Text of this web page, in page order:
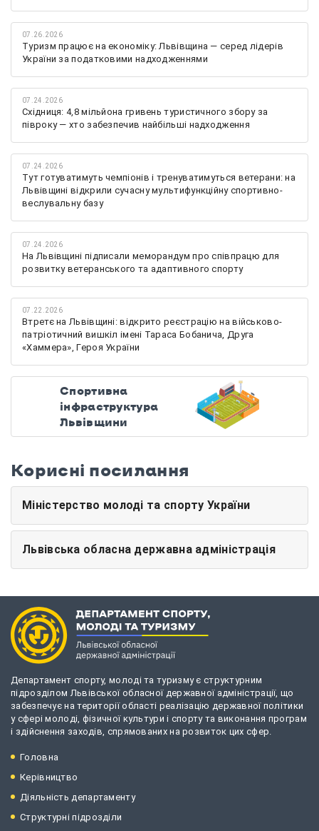
07.26.2026
Туризм працює на економіку: Львівщина — серед лідерів
України за податковими надходженнями
07.24.2026
Східниця: 4,8 мільйона гривень туристичного збору за
півроку — хто забезпечив найбільші надходження
07.24.2026
Тут готуватимуть чемпіонів і тренуватимуться ветерани: на
Львівщині відкрили сучасну мультифункційну спортивно-
веслувальну базу
07.24.2026
На Львівщині підписали меморандум про співпрацю для
розвитку ветеранського та адаптивного спорту
07.22.2026
Втретє на Львівщині: відкрито реєстрацію на військово-
патріотичний вишкіл імені Тараса Бобанича, Друга
«Хаммера», Героя України
Спортивна
інфраструктура
Львівщини
Корисні посилання
Міністерство молоді та спорту України
Львівська обласна державна адміністрація
Департамент спорту, молоді та туризму є структурним
підрозділом Львівської обласної державної адміністрації, що
забезпечує на території області реалізацію державної політики
у сфері молоді, фізичної культури і спорту та виконання програм
і здійснення заходів, спрямованих на розвиток цих сфер.
Головна
Керівництво
Діяльність департаменту
Структурні підрозділи